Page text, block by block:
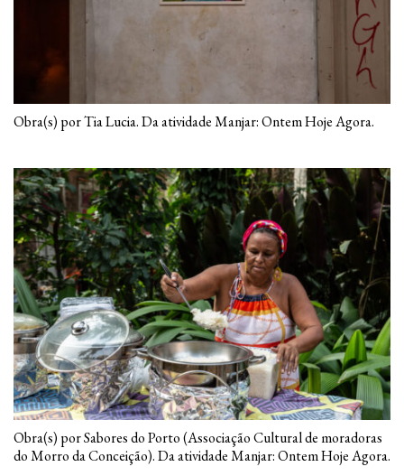
Obra(s) por Tia Lucia. Da atividade Manjar: Ontem Hoje Agora.
Obra(s) por Sabores do Porto (Associação Cultural de moradoras
do Morro da Conceição). Da atividade Manjar: Ontem Hoje Agora.